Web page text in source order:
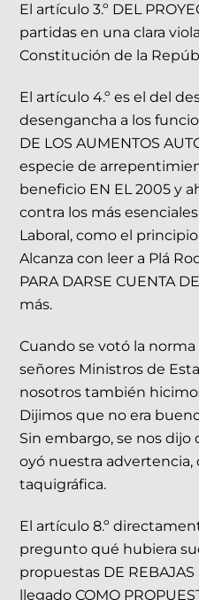
El artículo 3.º DEL
partidas en una clara
Constitución de la
El artículo 4.º es el del
desengancha a los
DE LOS AUMENTOS
especie de
beneficio EN EL 2005 y
contra los más
Laboral, como el
Alcanza con leer a Plá
PARA DARSE CUENTA
más.
Cuando se votó la
señores Ministros de
nosotros también
Dijimos que no era
Sin embargo, se nos dijo
oyó nuestra advertencia,
taquigráfica.
El artículo 8.º
pregunto qué hubiera
propuestas DE
llegado COMO